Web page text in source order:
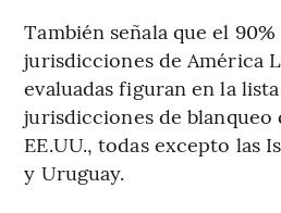
También señala que el 90%
jurisdicciones de América
evaluadas figuran en la
jurisdicciones de blanqueo
EE.UU., todas excepto las
y Uruguay.